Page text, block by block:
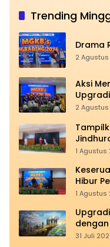
Trending
Drama
2
Aksi
2
1 Agustus
Hibur
1 Agustus
31 Juli